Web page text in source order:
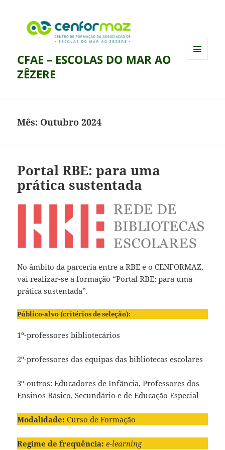
CFAE – ESCOLAS DO MAR AO
ZÊZERE
Mês: Outubro 2024
Portal RBE: para uma
prática sustentada
No âmbito da parceria entre a RBE e o CENFORMAZ,
vai realizar-se a formação “Portal RBE: para uma
prática sustentada”.
Público-alvo (critérios de seleção):
1º-professores bibliotecários
2º-professores das equipas das bibliotecas escolares
3º-outros: Educadores de Infância, Professores dos
Ensinos Básico, Secundário e de Educação Especial
Modalidade: Curso de Formação
Regime de frequência: e-learning